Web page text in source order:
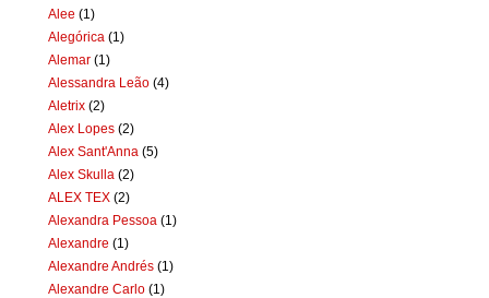
Alee (1)
Alegórica (1)
Alemar (1)
Alessandra Leão (4)
Aletrix (2)
Alex Lopes (2)
Alex Sant'Anna (5)
Alex Skulla (2)
ALEX TEX (2)
Alexandra Pessoa (1)
Alexandre (1)
Alexandre Andrés (1)
Alexandre Carlo (1)